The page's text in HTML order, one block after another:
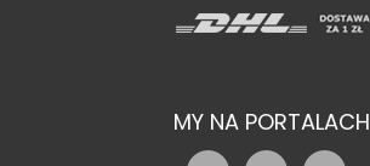
MY NA PORTALACH